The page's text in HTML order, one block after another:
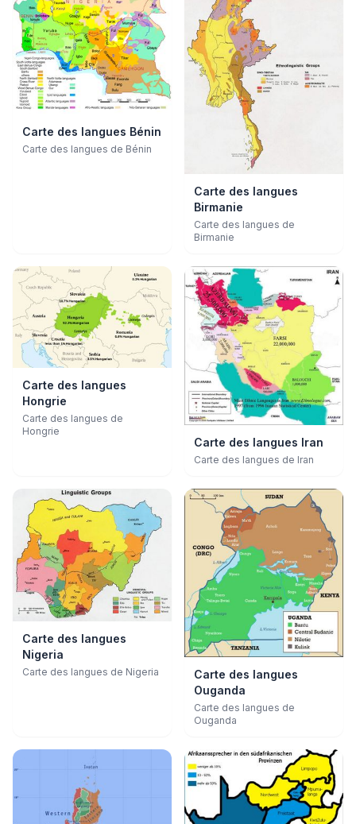
Carte des langues Bénin
Carte des langues de Bénin
Carte des langues
Birmanie
Carte des langues de
Birmanie
Carte des langues
Hongrie
Carte des langues de
Hongrie
Carte des langues Iran
Carte des langues de Iran
Carte des langues
Nigeria
Carte des langues de Nigeria
Carte des langues
Ouganda
Carte des langues de
Ouganda